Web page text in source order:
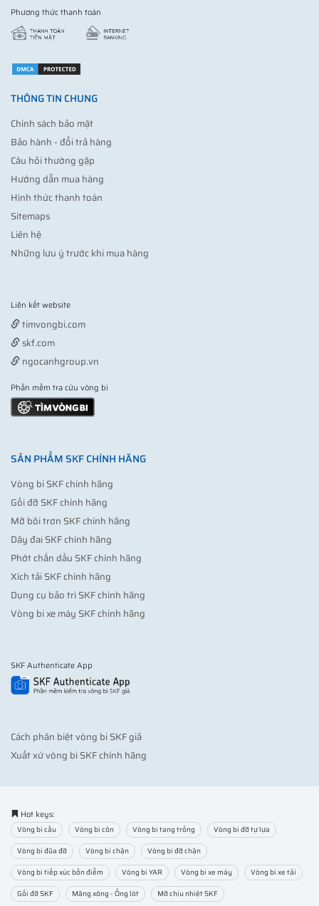
Phương thức thanh toán
THÔNG TIN CHUNG
Chính sách bảo mật
Bảo hành - đổi trả hàng
Câu hỏi thường gặp
Hướng dẫn mua hàng
Hình thức thanh toán
Sitemaps
Liên hệ
Những lưu ý trước khi mua hàng
Liên kết website
timvongbi.com
skf.com
ngocanhgroup.vn
Phần mềm tra cứu vòng bi
SẢN PHẨM SKF CHÍNH HÃNG
Vòng bi SKF chính hãng
Gối đỡ SKF chính hãng
Mỡ bôi trơn SKF chính hãng
Dây đai SKF chính hãng
Phớt chắn dầu SKF chính hãng
Xích tải SKF chính hãng
Dụng cụ bảo trì SKF chính hãng
Vòng bi xe máy SKF chính hãng
SKF Authenticate App
Cách phân biệt vòng bi SKF giả
Xuất xứ vòng bi SKF chính hãng
Hot keys:
Vòng bi cầu Vòng bi côn Vòng bi tang trống
Vòng bi đỡ tự lựa
Vòng bi đũa đỡ
Vòng bi chặn
Vòng bi đỡ chặn
Vòng bi tiếp xúc bốn điểm
Vòng bi YAR Vòng bi xe máy
Vòng bi xe tải
Gối đỡ SKF
Măng xông - Ống lót
Mỡ chịu nhiệt SKF